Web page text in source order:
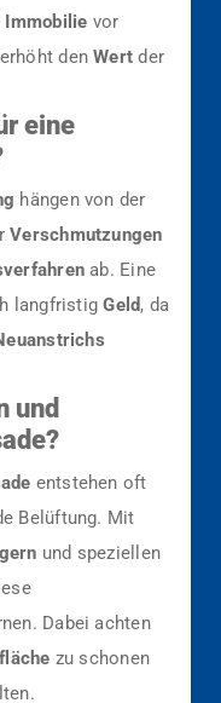
Immobilie vor
denWert der
eine
hängen von der
Verschmutzungen
ab. Eine
langfristigGeld, da
und
entstehen oft
Belüftung. Mit
und speziellen
Dabei achten
zu schonen